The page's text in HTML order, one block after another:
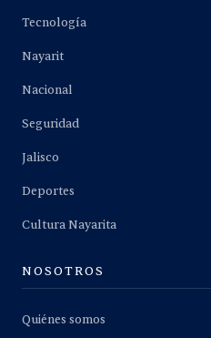
Tecnología
Nayarit
Nacional
Seguridad
Jalisco
Deportes
Cultura Nayarita
NOSOTROS
Quiénes somos